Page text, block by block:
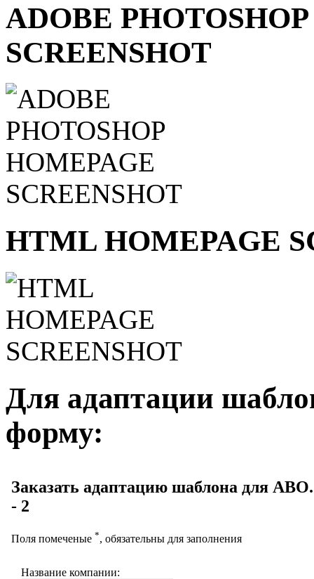
ADOBE
SCREENSHOT
HTML HOMEPAGE
Для адаптации
форму: